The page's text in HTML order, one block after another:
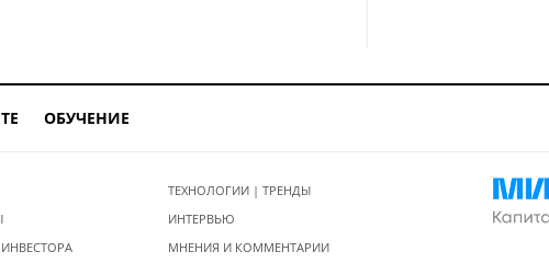
ОБУЧЕНИЕ
ТЕХНОЛОГИИ | ТРЕНДЫ
ИНТЕРВЬЮ
МНЕНИЯ И КОММЕНТАРИИ